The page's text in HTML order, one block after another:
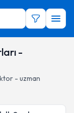
-
- uzman